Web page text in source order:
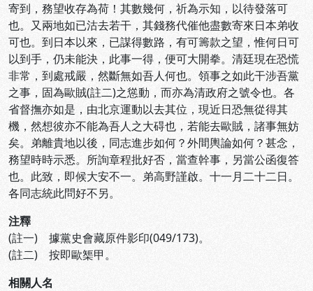
寄到，務望收存為荷！其數幾何，祈為示知，以待發落可
也。又兩地如已沽去若干，其錢務代催他盡數寄來日本弟收
可也。到日本以來，已謀得數路，有可籌款之望，惟何日可
以到手，仍未能決，此事一得，便可大開拳。清廷現在恐慌
非常，到處戒嚴，然斷無如吾人何也。領事之如此干涉吾黨
之事，固為歐賊(註二)之慫動，而亦為清政府之號令也。各
省督撫亦如是，由北京運動以去其位，現近日恐無從得其
機，然想彼亦不能為吾人之大碍也，若能去歐賊，諸事無妨
矣。弟離貴地以後，同志進步如何？外間輿論如何？甚念，
務望時時示悉。所詢章程批好否，當查幹事，另當公函復答
也。此致，即候大安不一。弟高野謹啟。十一月二十二日。
各同志統此問好不另。
注釋
(註一) 據黨史會藏原件影印(049/173)。
(註二) 按即歐榘甲。
相關人名